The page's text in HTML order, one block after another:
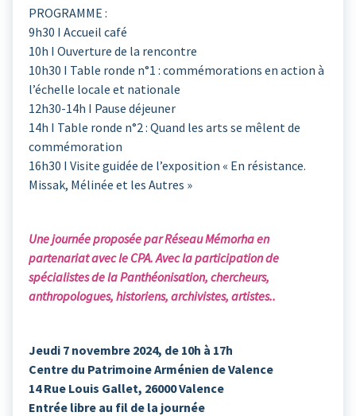
PROGRAMME :
9h30 I Accueil café
10h I Ouverture de la rencontre
10h30 I Table ronde n°1 : commémorations en action à
l’échelle locale et nationale
12h30-14h I Pause déjeuner
14h I Table ronde n°2 : Quand les arts se mêlent de
commémoration
16h30 I Visite guidée de l’exposition « En résistance.
Missak, Mélinée et les Autres »
Une journée proposée par Réseau Mémorha en
partenariat avec le CPA. Avec la participation de
spécialistes de la Panthéonisation, chercheurs,
anthropologues, historiens, archivistes, artistes..
Jeudi 7 novembre 2024, de 10h à 17h
Centre du Patrimoine Arménien de Valence
14 Rue Louis Gallet, 26000 Valence
Entrée libre au fil de la journée